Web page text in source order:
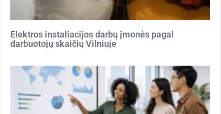
Elektros instaliacijos darbų įmonės pagal
darbuotojų skaičių Vilniuje